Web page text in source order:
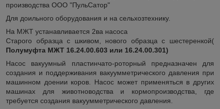
производства ООО "ПульСатор"
Для доильного оборудования и на сельхозтехнику.
На МЖТ устанавливается 2ва насоса
Старого образца с шкивом, нового образца с шестеренкой(
Полумуфта МЖТ 16.24.00.603 или 16.24.00.301)
Насос вакуумный пластинчато-роторный предназначен для
создания и поддерживания вакуумметрического давления при
машинном доении коров. Насос может применяться в других
машинах для животноводства и кормопроизводства, где
требуется создания вакуумметрического давления.